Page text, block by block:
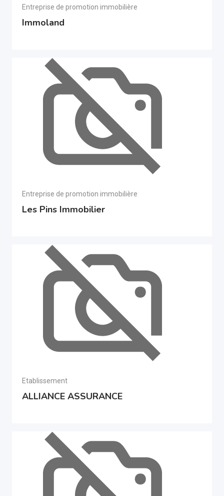
Entreprise de promotion immobilière
Immoland
Entreprise de promotion immobilière
Les Pins Immobilier
Etablissement
ALLIANCE ASSURANCE